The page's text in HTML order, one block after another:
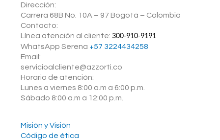
Dirección:
Carrera 68B No. 10A – 97 Bogotá – Colombia
Contacto:
Línea atención al cliente: 300-910-9191
WhatsApp Serena ‪ +57 3224434258
Email:
servicioalcliente@azzorti.co
Horario de atención:
Lunes a viernes 8:00 a.m a 6:00 p.m.
Sábado 8:00 a.m a 12:00 p.m.
Misión y Visión
Código de ética